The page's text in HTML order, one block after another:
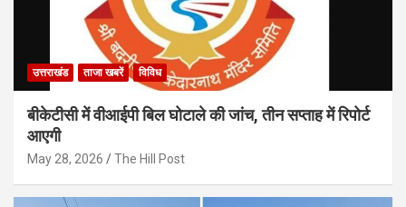
उत्तराखंड ताजा खबरें विविध
बीकेटीसी में वीआईपी बिल घोटाले की जांच, तीन सप्ताह में रिपोर्ट
आएगी
May 28, 2026 The Hill Post